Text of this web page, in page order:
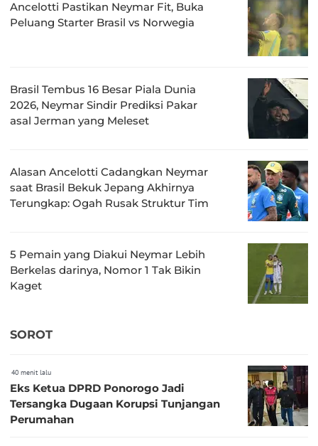
Ancelotti Pastikan Neymar Fit, Buka
Peluang Starter Brasil vs Norwegia
Brasil Tembus 16 Besar Piala Dunia
2026, Neymar Sindir Prediksi Pakar
asal Jerman yang Meleset
Alasan Ancelotti Cadangkan Neymar
saat Brasil Bekuk Jepang Akhirnya
Terungkap: Ogah Rusak Struktur Tim
5 Pemain yang Diakui Neymar Lebih
Berkelas darinya, Nomor 1 Tak Bikin
Kaget
SOROT
40 menit lalu
Eks Ketua DPRD Ponorogo Jadi
Tersangka Dugaan Korupsi Tunjangan
Perumahan